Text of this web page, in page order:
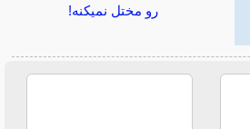
رو مختل نمیکنه!